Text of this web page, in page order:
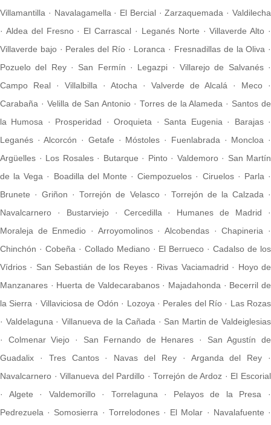
Villamantilla · Navalagamella · El Bercial·Zarzaquemada ·Valdilecha
· Aldea del Fresno· El Carrascal · Leganés Norte ·Villaverde Alto ·
Villaverde bajo· Perales del Río· Loranca · Fresnadillas de la Oliva ·
Pozuelo del Rey· San Fermín · Legazpi ·Villarejo de Salvanés·
Campo Real · Villalbilla · Atocha · Valverde de Alcalá · Meco ·
Carabaña · Velilla de San Antonio · Torres de la Alameda · Santos de
la Humosa · Prosperidad ·Oroquieta · Santa Eugenia · Barajas·
Leganés ·Alcorcón · Getafe · Móstoles · Fuenlabrada · Moncloa ·
Argüelles · Los Rosales· Butarque · Pinto· Valdemoro· San Martín
de la Vega · Boadilla del Monte ·Ciempozuelos · Ciruelos· Parla ·
Brunete ·Griñon ·Torrejón de Velasco· Torrejón de la Calzada ·
Navalcarnero · Bustarviejo· Cercedilla · Humanes de Madrid ·
Moraleja de Enmedio · Arroyomolinos·Alcobendas ·Chapineria ·
Chinchón · Cobeña · Collado Mediano· El Berrueco ·Cadalso de los
Vídrios · San Sebastián de los Reyes· Rivas Vaciamadrid · Hoyo de
Manzanares · Huerta de Valdecarabanos· Majadahonda · Becerril de
la Sierra ·Villaviciosa de Odón · Lozoya · Perales del Río· Las Rozas
· Valdelaguna · Villanueva de la Cañada · San Martin de Valdeiglesias
· Colmenar Viejo · San Fernando de Henares · San Agustín de
Guadalix · Tres Cantos· Navas del Rey· Arganda del Rey ·
Navalcarnero ·Villanueva del Pardillo ·Torrejón de Ardoz · El Escorial
· Algete · Valdemorillo· Torrelaguna · Pelayos de la Presa ·
Pedrezuela · Somosierra · Torrelodones· El Molar · Navalafuente ·